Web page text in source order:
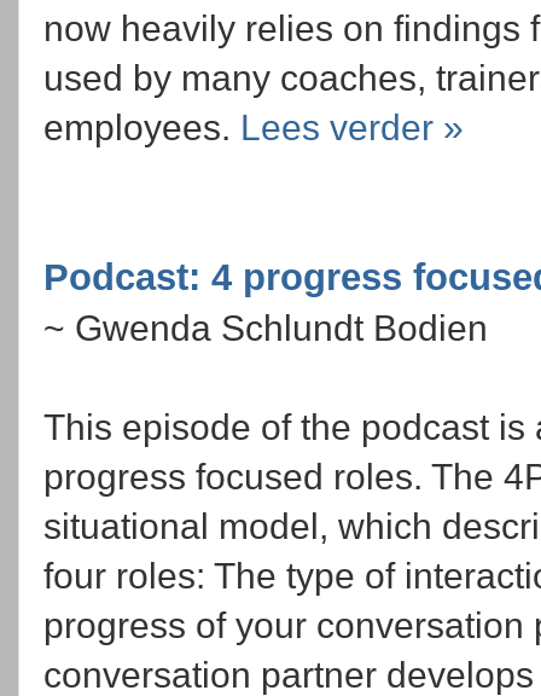
now heavily relies on findings
used by many coaches,
employees. Lees verder »
Podcast: 4 progress
~ Gwenda Schlundt Bodien
This episode of the podcast is
progress focused roles. The
situational model, which
four roles: The type of
progress of your
conversation partner